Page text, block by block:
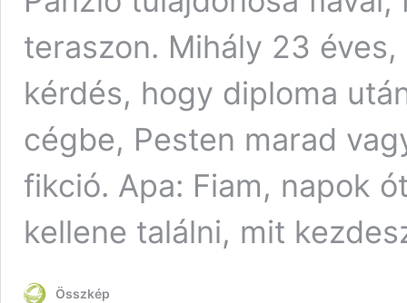
teraszon. Mihály 23
kérdés, hogy diploma
cégbe, Pesten marad
fikció. Apa: Fiam, napok
kellene találni, mit
Összkép